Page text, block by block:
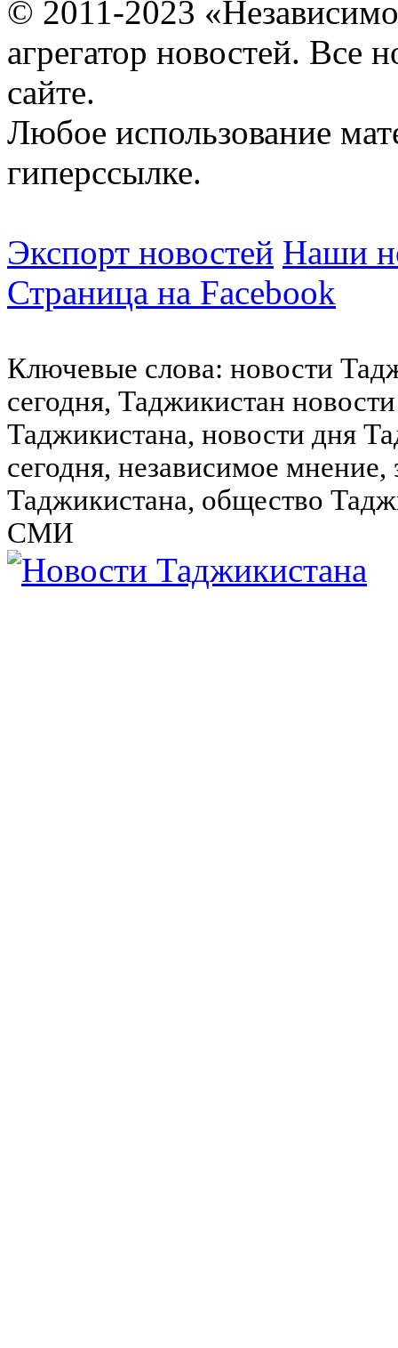
© 2011-2023
агрегатор новостей. Все
сайте.
Любое использование
гиперссылке.
Экспорт новостей Наши
Страница на Facebook
Ключевые слова: новости
сегодня, Таджикистан
Таджикистана, новости дня
сегодня, независимое
Таджикистана, общество
СМИ